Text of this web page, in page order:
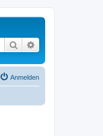
Suche
Anmelden